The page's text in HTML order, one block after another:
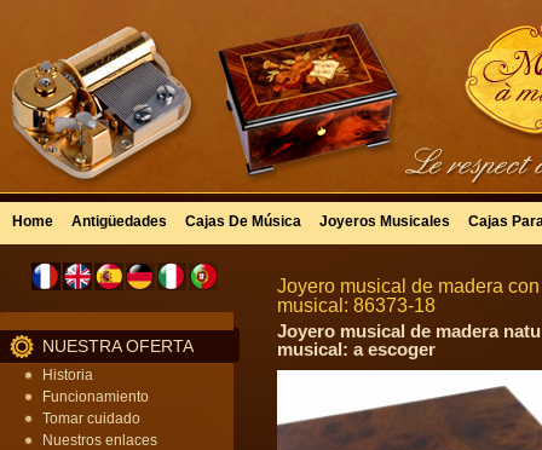
Home Antigüedades Cajas De Música Joyeros Musicales Cajas
NUESTRA OFERTA
Historia
Funcionamiento
Tomar cuidado
Nuestros enlaces
Joyero musical de madera
musical: 86373-18
Joyero musical de madera
musical: a escoger